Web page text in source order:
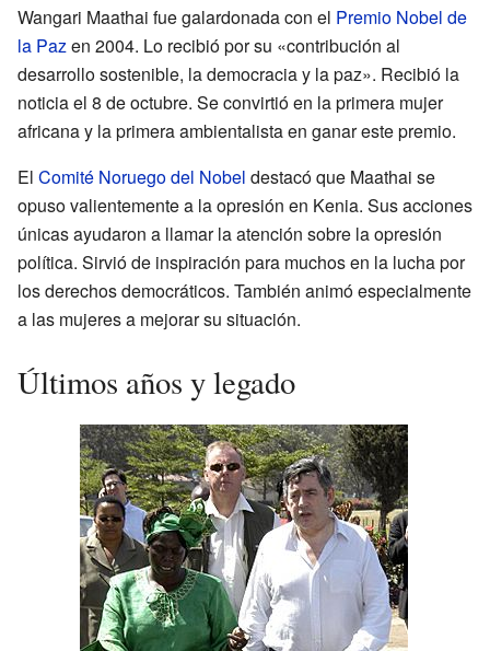
Wangari Maathai fue galardonada con el Premio Nobel de
la Pazen 2004. Lo recibió por su «contribución al
desarrollo sostenible, la democracia y la paz». Recibió la
noticia el 8 de octubre. Se convirtió en la primera mujer
africana y la primera ambientalista en ganar este premio.
El Comité Noruego del Nobel destacó que Maathai se
opuso valientemente a la opresión en Kenia. Sus acciones
únicas ayudaron a llamar la atención sobre la opresión
política. Sirvió de inspiración para muchos en la lucha por
los derechos democráticos. También animó especialmente
a las mujeres a mejorar su situación.
Últimos años y legado